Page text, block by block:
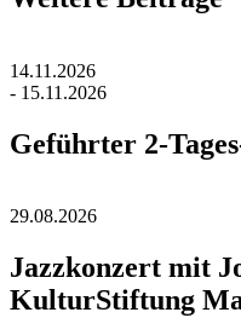
14.11.2026
- 15.11.2026
Geführter 2-
29.08.2026
Jazzkonzert mit
KulturStiftung